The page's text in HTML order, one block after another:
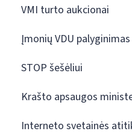
VMI turto aukcionai
Įmonių VDU palyginimas
STOP šešėliui
Krašto apsaugos
Interneto svetainės